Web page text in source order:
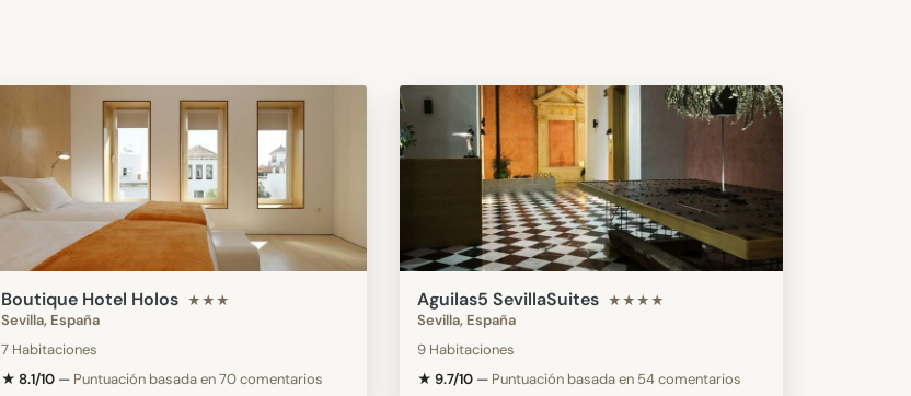
Boutique Hotel Holos ★★★
Sevilla, España
7 Habitaciones
★ 8.1/10— Puntuación basada en 70 comentarios
Aguilas5 SevillaSuites ★★★★
Sevilla, España
9 Habitaciones
★ 9.7/10— Puntuación basada en 54 comentarios